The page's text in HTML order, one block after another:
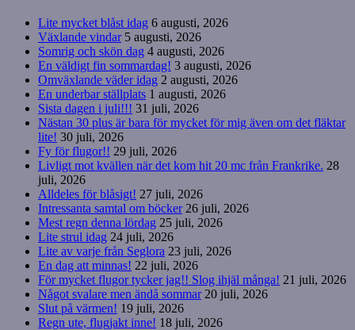
Lite mycket blåst idag 6 augusti, 2026
Växlande vindar 5 augusti, 2026
Somrig och skön dag 4 augusti, 2026
En väldigt fin sommardag! 3 augusti, 2026
Omväxlande väder idag 2 augusti, 2026
En underbar ställplats 1 augusti, 2026
Sista dagen i juli!!! 31 juli, 2026
Nästan 30 plus är bara för mycket för mig även om det fläktar
lite! 30 juli, 2026
Fy för flugor!! 29 juli, 2026
Livligt mot kvällen när det kom hit 20 mc från Frankrike. 28
juli, 2026
Alldeles för blåsigt! 27 juli, 2026
Intressanta samtal om böcker 26 juli, 2026
Mest regn denna lördag 25 juli, 2026
Lite strul idag 24 juli, 2026
Lite av varje från Seglora 23 juli, 2026
En dag att minnas! 22 juli, 2026
För mycket flugor tycker jag!! Slog ihjäl många! 21 juli, 2026
Något svalare men ändå sommar 20 juli, 2026
Slut på värmen! 19 juli, 2026
Regn ute, flugjakt inne! 18 juli, 2026